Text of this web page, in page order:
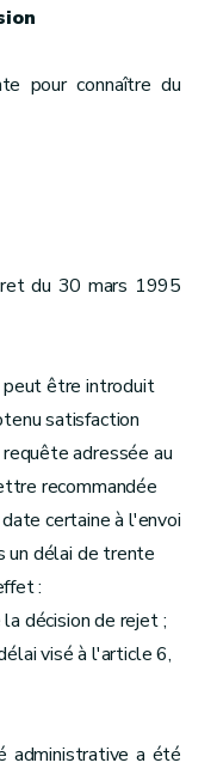
pour connaître du
du 30 mars 1995
peut être introduit
satisfaction
adressée au
recommandée
certaine à l'envoi
un délai de trente
:
décision de rejet ;
visé à l'article 6,
administrative a été